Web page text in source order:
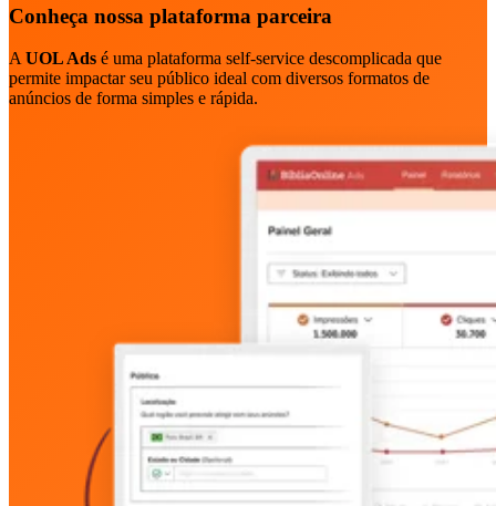
Conheça nossa plataforma parceira
A UOL Ads é uma plataforma self-service descomplicada que
permite impactar seu público ideal com diversos formatos de
anúncios de forma simples e rápida.